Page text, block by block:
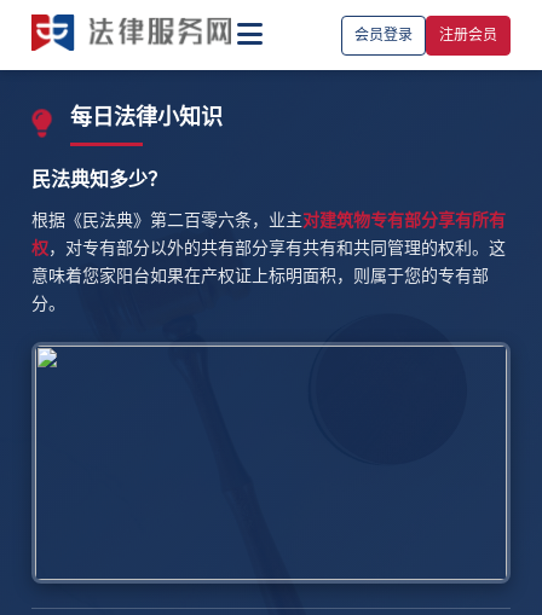
会员登录 注册会员
每日法律小知识
民法典知多少？
根据《民法典》第二百零六条，业主对建筑物专有部分享有所有
权，对专有部分以外的共有部分享有共有和共同管理的权利。这
意味着您家阳台如果在产权证上标明面积，则属于您的专有部
分。